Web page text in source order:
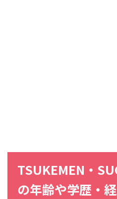
TSUKEMEN・
の年齢や学歴・